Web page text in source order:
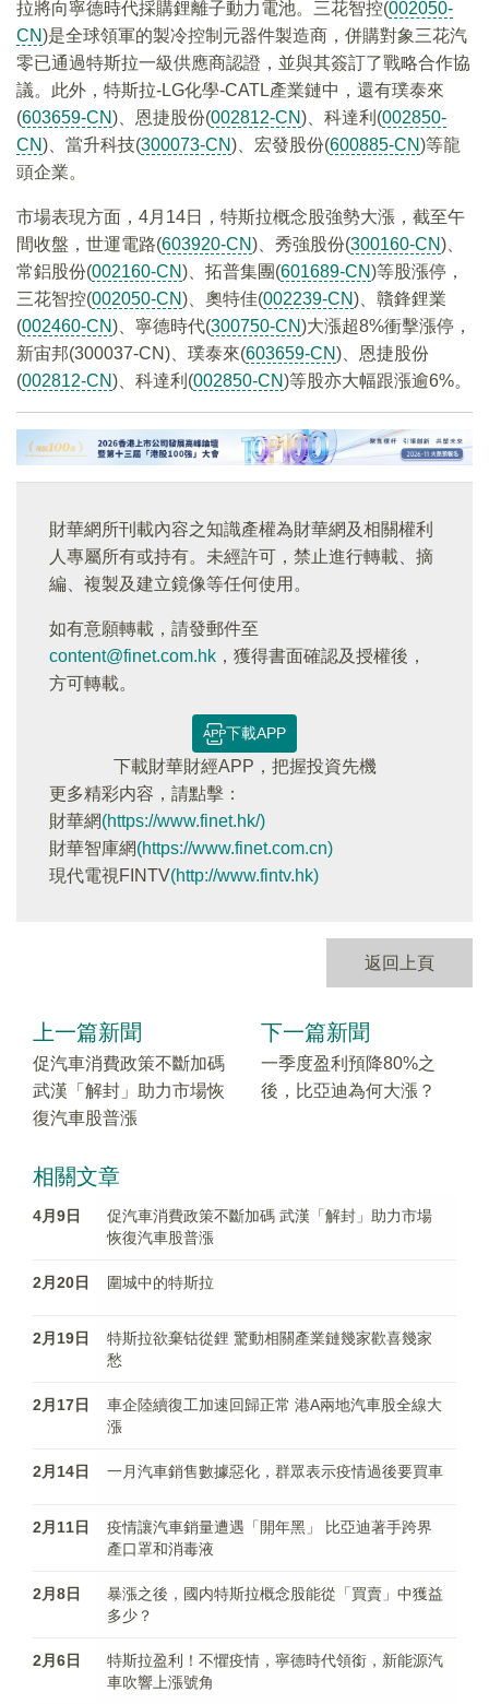
拉將向寧德時代採購鋰離子動力電池。三花智控(002050-
CN)是全球領軍的製冷控制元器件製造商，併購對象三花汽
零已通過特斯拉一級供應商認證，並與其簽訂了戰略合作協
議。此外，特斯拉-LG化學-CATL產業鏈中，還有璞泰來
(603659-CN)、恩捷股份(002812-CN)、科達利(002850-
CN)、當升科技(300073-CN)、宏發股份(600885-CN)等龍
頭企業。
市場表現方面，4月14日，特斯拉概念股強勢大漲，截至午
間收盤，世運電路(603920-CN)、秀強股份(300160-CN)、
常鋁股份(002160-CN)、拓普集團(601689-CN)等股漲停，
三花智控(002050-CN)、奧特佳(002239-CN)、贛鋒鋰業
(002460-CN)、寧德時代(300750-CN)大漲超8%衝擊漲停，
新宙邦(300037-CN)、璞泰來(603659-CN)、恩捷股份
(002812-CN)、科達利(002850-CN)等股亦大幅跟漲逾6%。
財華網所刊載內容之知識產權為財華網及相關權利
人專屬所有或持有。未經許可，禁止進行轉載、摘
編、複製及建立鏡像等任何使用。
如有意願轉載，請發郵件至
content@finet.com.hk ，獲得書面確認及授權後，
方可轉載。
下載APP
下載財華財經APP，把握投資先機
更多精彩内容，請點擊：
財華網(https://www.finet.hk/)
財華智庫網(https://www.finet.com.cn)
現代電視FINTV(http://www.fintv.hk)
返回上頁
上一篇新聞
促汽車消費政策不斷加碼
武漢「解封」助力市場恢
復汽車股普漲
下一篇新聞
一季度盈利預降80%之
後，比亞迪為何大漲？
相關文章
4月9日
促汽車消費政策不斷加碼 武漢「解封」助力市場
恢復汽車股普漲
2月20日 圍城中的特斯拉
2月19日
特斯拉欲棄钴從鋰 驚動相關產業鏈幾家歡喜幾家
愁
2月17日
車企陸續復工加速回歸正常 港A兩地汽車股全線大
漲
2月14日 一月汽車銷售數據惡化，群眾表示疫情過後要買車
2月11日
疫情讓汽車銷量遭遇「開年黑」 比亞迪著手跨界
產口罩和消毒液
2月8日
暴漲之後，國内特斯拉概念股能從「買賣」中獲益
多少？
2月6日
特斯拉盈利！不懼疫情，寧德時代領銜，新能源汽
車吹響上漲號角